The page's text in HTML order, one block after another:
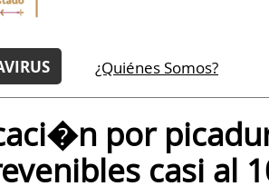
¿Quiénes Somos?
por
casi al